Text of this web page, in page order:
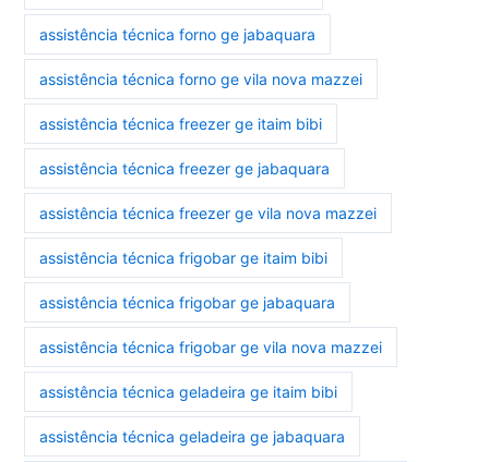
assistência técnica forno ge jabaquara
assistência técnica forno ge vila nova mazzei
assistência técnica freezer ge itaim bibi
assistência técnica freezer ge jabaquara
assistência técnica freezer ge vila nova mazzei
assistência técnica frigobar ge itaim bibi
assistência técnica frigobar ge jabaquara
assistência técnica frigobar ge vila nova mazzei
assistência técnica geladeira ge itaim bibi
assistência técnica geladeira ge jabaquara